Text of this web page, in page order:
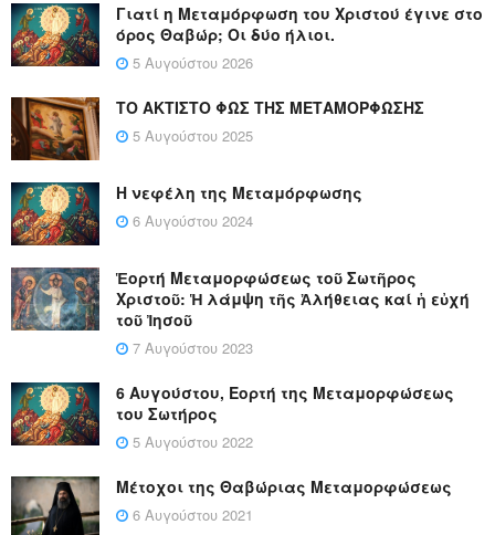
Γιατί η Μεταμόρφωση του Χριστού έγινε στο
όρος Θαβώρ; Οι δύο ήλιοι.
5 Αυγούστου 2026
ΤΟ ΑΚΤΙΣΤΟ ΦΩΣ ΤΗΣ ΜΕΤΑΜΟΡΦΩΣΗΣ
5 Αυγούστου 2025
Η νεφέλη της Μεταμόρφωσης
6 Αυγούστου 2024
Ἑορτή Μεταμορφώσεως τοῦ Σωτῆρος
Χριστοῦ: Ἡ λάμψη τῆς Ἀλήθειας καί ἡ εὐχή
τοῦ Ἰησοῦ
7 Αυγούστου 2023
6 Αυγούστου, Εορτή της Μεταμορφώσεως
του Σωτήρος
5 Αυγούστου 2022
Μέτοχοι της Θαβώριας Μεταμορφώσεως
6 Αυγούστου 2021